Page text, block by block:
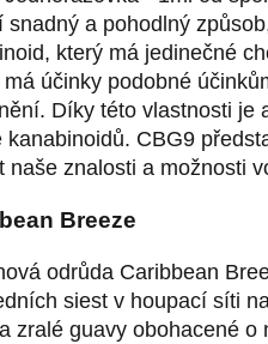
snadný a pohodlný
který má jedinečné
má účinky podobné
Díky této vlastnosti je
kanabinoidů. CBG9
naše znalosti a možnosti
Breeze
odrůda Caribbean
siest v houpací síti
zralé guavy obohacené